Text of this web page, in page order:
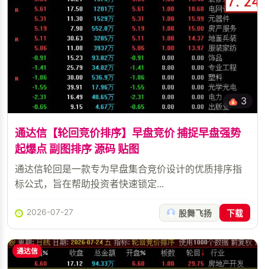
3
通达信【轮回竞价排序】早盘竞价 捕捉早盘强势
起爆点 副图排序 源码 贴图
通达信轮回是一款专为早盘集合竞价设计的优质排序指
标公式，旨在帮助投资者快速锁定...
2026-07-27 股舞飞扬 下载
通达信